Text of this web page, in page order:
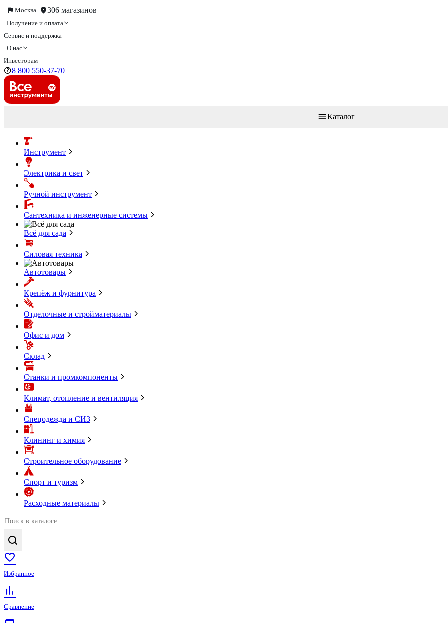
Москва 306 магазинов
Получение и оплата
Сервис и поддержка
О нас
Инвесторам
8 800 550-37-70
Каталог
Инструмент
Электрика и свет
Ручной инструмент
Сантехника и инженерные системы
Всё для сада
Силовая техника
Автотовары
Крепёж и фурнитура
Отделочные и стройматериалы
Офис и дом
Склад
Станки и промкомпоненты
Климат, отопление и вентиляция
Спецодежда и СИЗ
Клининг и химия
Строительное оборудование
Спорт и туризм
Расходные материалы
Избранное
Сравнение